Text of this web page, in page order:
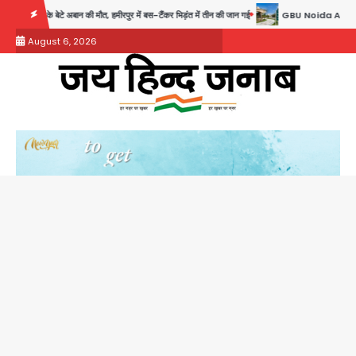
content
मौत, हमीरपुर में बस-टैंकर भिड़ंत में तीन की जान गई GBU Noida AI Centre: जीबीयू में
August 6, 2026